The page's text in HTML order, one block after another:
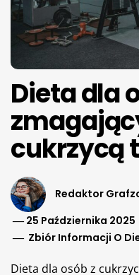
Dieta dla
cukrzycą
Redaktor
25 Października 2025
Zbiór Informacji O
Dieta dla osób z